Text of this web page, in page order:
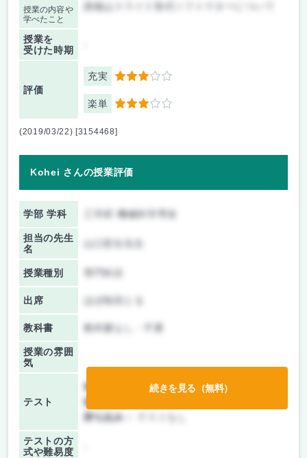
授業の内容や
学べたこと
講義はスライド形式ソフトマターについて
授業を
受けた時期
評価
充実 3
楽単 3
(2019/03/22) [3154468]
Kohei さんの授業評価
学部 学科 工学府 機械科学専攻
担当の先生
名
授業種別
出席 ほぼ毎回とる
教科書 教科書なし・不要
授業の雰囲
気
テスト
前期/中間：
レポートのみ
後期/期末：
持ち込み：
テストの方
式や難易度
続きを見る（無料）